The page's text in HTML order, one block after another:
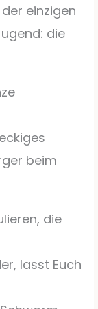
einzigen
die
beim
die
lasst Euch